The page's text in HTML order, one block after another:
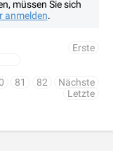
müssen Sie sich
anmelden.
Erste
81 82
Nächste
Letzte